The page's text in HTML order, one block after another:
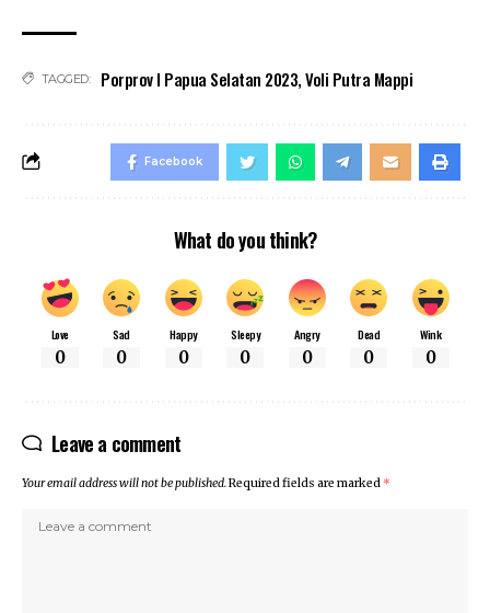
TAGGED: Porprov I Papua Selatan 2023,Voli Putra Mappi
Facebook
What do you think?
Love
0
Sad
0
Happy
0
Sleepy
0
Angry
0
Dead
0
Wink
0
Leave a comment
Your email address will not be published.Required fields are marked *